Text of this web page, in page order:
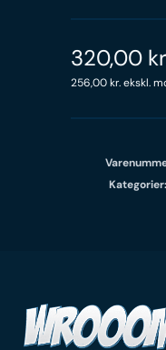
320,00
256,00kr.ekskl.
Kategorier: